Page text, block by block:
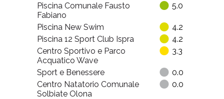
Piscina Comunale Fausto
Fabiano
5.0
Piscina New Swim
4.2
Piscina 12 Sport Club Ispra
4.2
Centro Sportivo e Parco
Acquatico Wave
3.3
Sport e Benessere
0.0
Centro Natatorio Comunale
Solbiate Olona
0.0